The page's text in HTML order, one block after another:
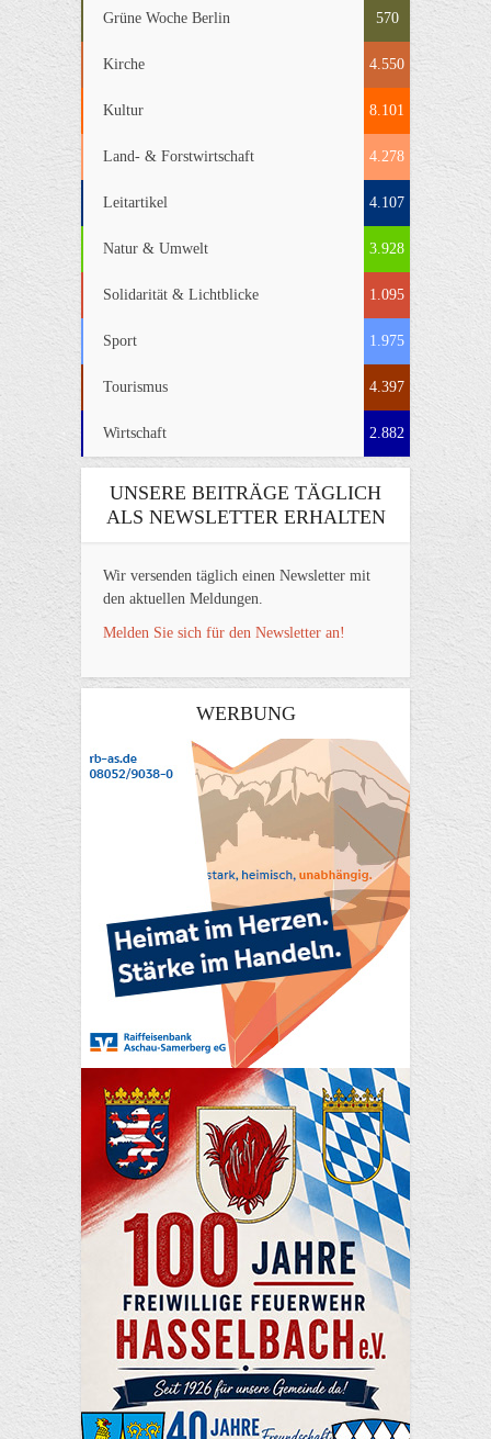
Grüne Woche Berlin 570
Kirche 4.550
Kultur 8.101
Land- & Forstwirtschaft 4.278
Leitartikel 4.107
Natur & Umwelt 3.928
Solidarität & Lichtblicke 1.095
Sport 1.975
Tourismus 4.397
Wirtschaft 2.882
UNSERE BEITRÄGE TÄGLICH
ALS NEWSLETTER ERHALTEN
Wir versenden täglich einen Newsletter mit
den aktuellen Meldungen.
Melden Sie sich für den Newsletter an!
WERBUNG